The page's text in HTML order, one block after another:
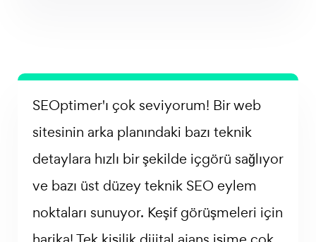
SEOptimer'ı çok seviyorum! Bir web
sitesinin arka planındaki bazı teknik
detaylara hızlı bir şekilde içgörü sağlıyor
ve bazı üst düzey teknik SEO eylem
noktaları sunuyor. Keşif görüşmeleri için